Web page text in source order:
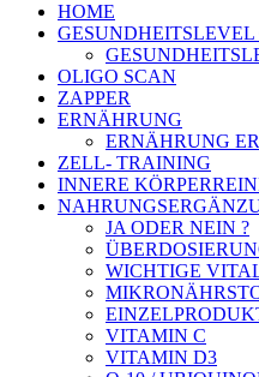
HOME
GESUNDHEITSLEVEL
OLIGO SCAN
ZAPPER
ERNÄHRUNG
ERNÄHRUNG
ZELL- TRAINING
INNERE
JA ODER NEIN ?
WICHTIGE
VITAMIN C
VITAMIN D3